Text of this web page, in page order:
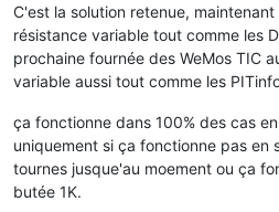
C'est la solution retenue,
résistance variable tout comme les
prochaine fournée des WeMos TIC
variable aussi tout comme les
ça fonctionne dans 100% des cas
uniquement si ça fonctionne pas en
tournes jusque'au moement ou ça
butée 1K.